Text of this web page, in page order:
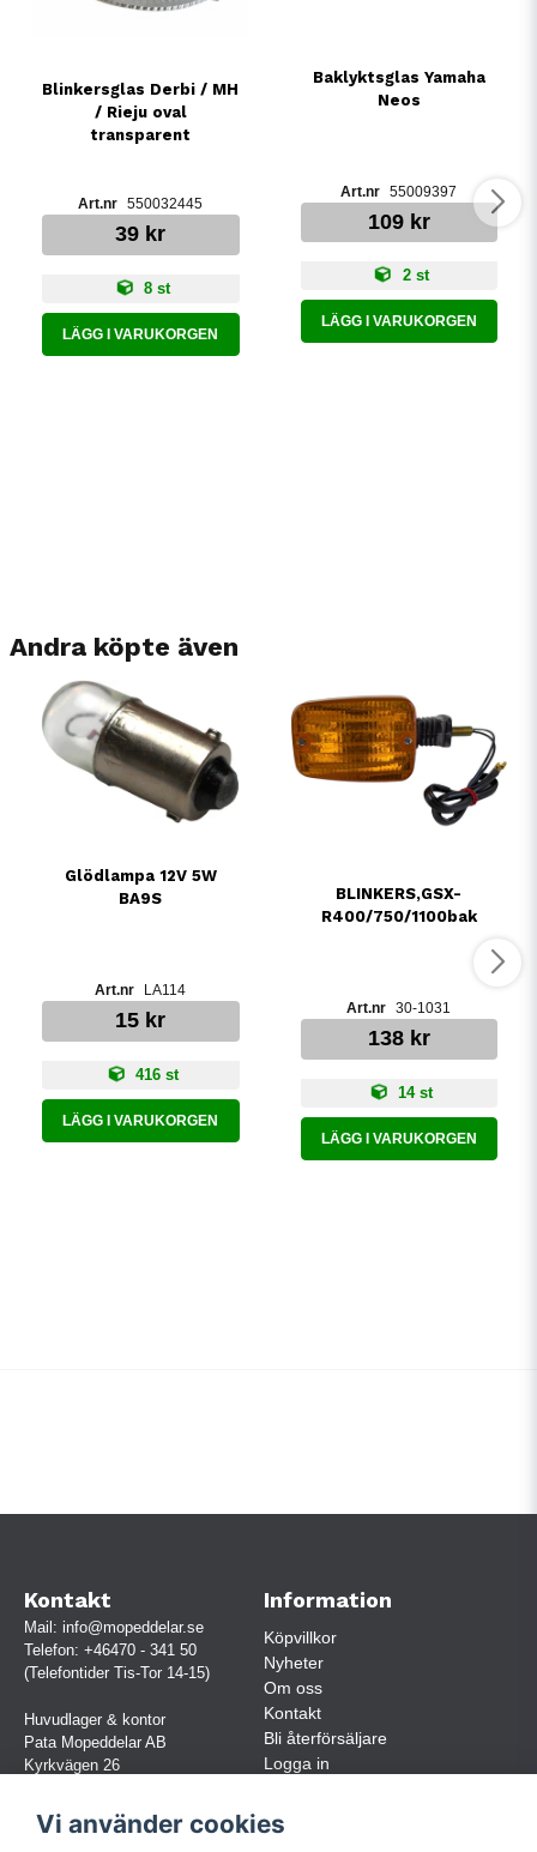
Blinkersglas Derbi / MH
/ Rieju oval
transparent
550032445
39 kr
8 st
LÄGG I VARUKORGEN
Baklyktsglas Yamaha
Neos
55009397
109 kr
2 st
LÄGG I VARUKORGEN
Andra köpte även
Glödlampa 12V 5W
BA9S
LA114
15 kr
416 st
LÄGG I VARUKORGEN
BLINKERS,GSX-
R400/750/1100bak
30-1031
138 kr
14 st
LÄGG I VARUKORGEN
Kontakt
Mail: info@mopeddelar.se
Telefon: +46470 - 341 50
(Telefontider Tis-Tor 14-15)
Huvudlager & kontor
Pata Mopeddelar AB
Kyrkvägen 26
(OBS. Endast förbokade besök)
Information
Köpvillkor
Nyheter
Om oss
Kontakt
Bli återförsäljare
Logga in
Vi använder cookies